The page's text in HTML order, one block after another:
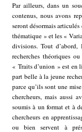
Par ailleurs, dans un
contenus, nous avons
seront désormais
thématique » et les «
divisions. Tout
recherches théoriques
« Traits d’union » est en
part belle à la jeune
parce qu’ils sont une
chercheurs, mais aussi
soumis à un format et à
chercheurs en
ou bien servent à